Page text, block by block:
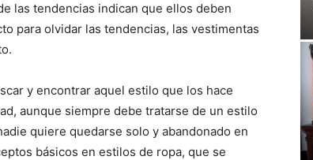
las tendencias indican que ellos deben
para olvidar las tendencias, las vestimentas
y encontrar aquel estilo que los hace
aunque siempre debe tratarse de un estilo
quiere quedarse solo y abandonado en
básicos en estilos de ropa, que se